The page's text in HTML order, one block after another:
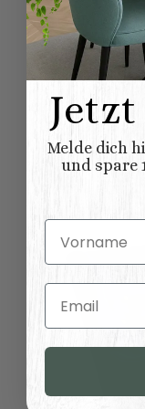
Bewertungen
Melde dich
und spare
Vorname
Email